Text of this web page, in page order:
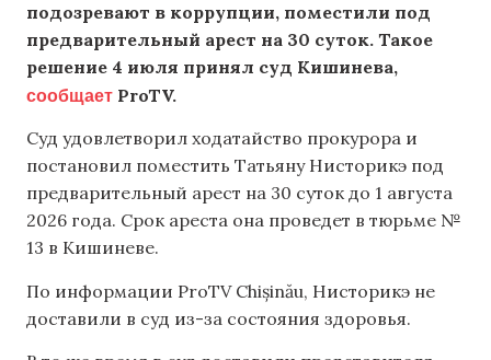
подозревают в коррупции, поместили под
предварительный арест на 30 суток. Такое
решение 4 июля принял суд Кишинева,
сообщает ProTV.
Суд удовлетворил ходатайство прокурора и
постановил поместить Татьяну Нисторикэ под
предварительный арест на 30 суток до 1 августа
2026 года. Срок ареста она проведет в тюрьме №
13 в Кишиневе.
По информации ProTV Chișinău, Нисторикэ не
доставили в суд из-за состояния здоровья.